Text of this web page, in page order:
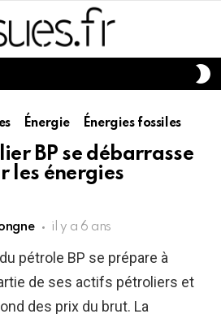
Énergie Énergies fossiles
BP se débarrasse
les énergies
il y a 6 ans
pétrole BP se prépare à
de ses actifs pétroliers et
des prix du brut. La